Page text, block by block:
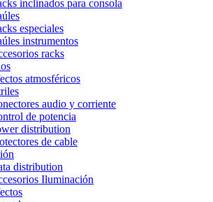
inclinados para consola
especiales
instrumentos
racks
atmosféricos
audio y corriente
de potencia
distribution
de cable
distribution
Iluminación